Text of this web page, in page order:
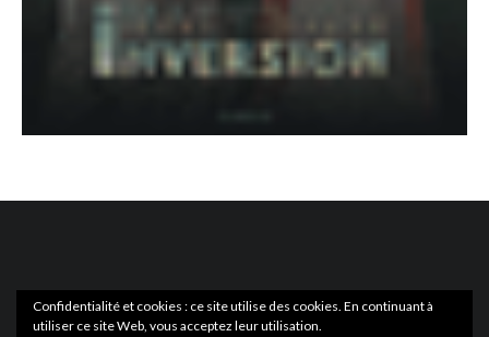
Confidentialité et cookies : ce site utilise des cookies. En continuant à
utiliser ce site Web, vous acceptez leur utilisation.